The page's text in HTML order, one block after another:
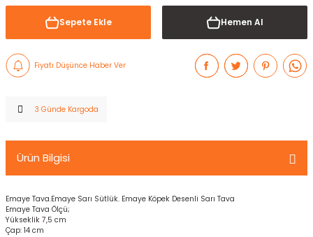
Sepete Ekle Hemen Al
Fiyatı Düşünce Haber Ver
3 Günde Kargoda
Ürün Bilgisi
Emaye Tava.Emaye Sarı Sütlük. Emaye Köpek Desenli Sarı Tava
Emaye Tava Ölçü;
Yükseklik 7,5 cm
Çap: 14 cm